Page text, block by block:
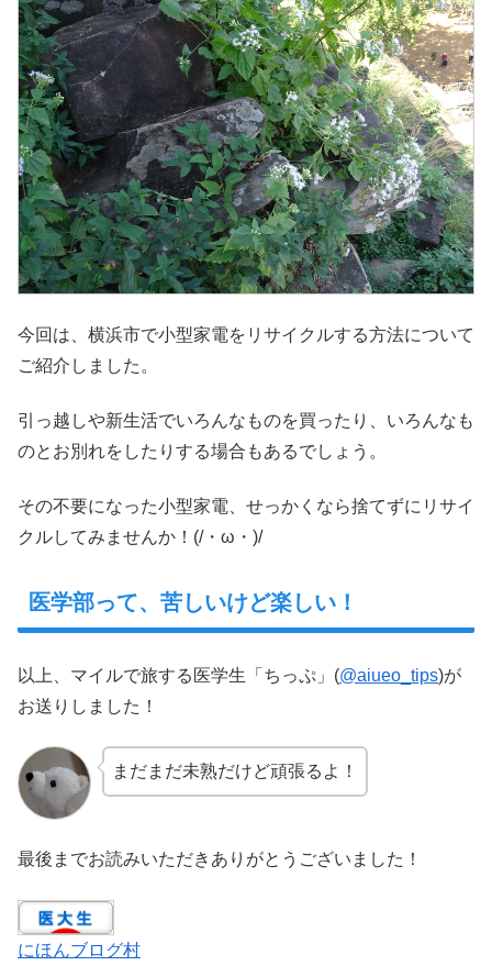
今回は、横浜市で小型家電をリサイクルする方法について
ご紹介しました。
引っ越しや新生活でいろんなものを買ったり、いろんなも
のとお別れをしたりする場合もあるでしょう。
その不要になった小型家電、せっかくなら捨てずにリサイ
クルしてみませんか！(/・ω・)/
医学部って、苦しいけど楽しい！
以上、マイルで旅する医学生「ちっぷ」(@aiueo_tips)が
お送りしました！
まだまだ未熟だけど頑張るよ！
最後までお読みいただきありがとうございました！
にほんブログ村